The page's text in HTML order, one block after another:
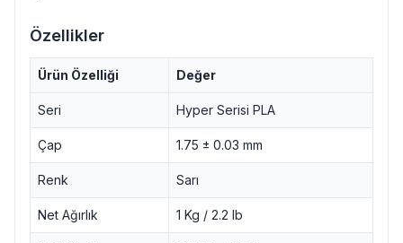
Özellikler
Ürün Özelliği Değer
Seri Hyper Serisi PLA
Çap 1.75 ± 0.03 mm
Renk Sarı
Net Ağırlık 1 Kg / 2.2 lb